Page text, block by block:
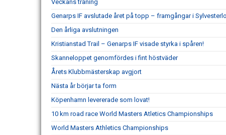
Veckans träning
Genarps IF avslutade året på topp – framgångar i
Den årliga avslutningen
Kristianstad Trail – Genarps IF visade styrka i spåren!
Skanneloppet genomfördes i fint höstväder
Årets Klubbmästerskap avgjort
Nästa år börjar ta form
Köpenhamn levererade som lovat!
10 km road race World Masters Atletics Championships
World Masters Athletics Championships